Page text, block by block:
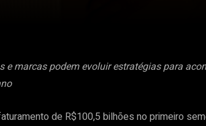
marcas podem evoluir estratégias para
de R$100,5 bilhões no primeiro